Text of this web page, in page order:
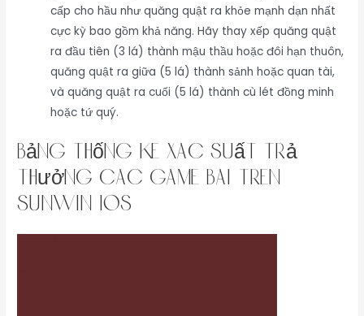
cấp cho hầu như quăng quật ra khỏe mạnh dạn nhất
cực kỳ bao gồm khả năng. Hãy thay xếp quăng quật
ra đầu tiên (3 lá) thành mậu thầu hoặc đôi hạn thuôn,
quăng quật ra giữa (5 lá) thành sảnh hoặc quan tài,
và quăng quật ra cuối (5 lá) thành cù lét đồng minh
hoặc tứ quý.
Bảng Thống Kê Xác Suất Trả
Thưởng Các Game Bài Trên
Sunwin iOS